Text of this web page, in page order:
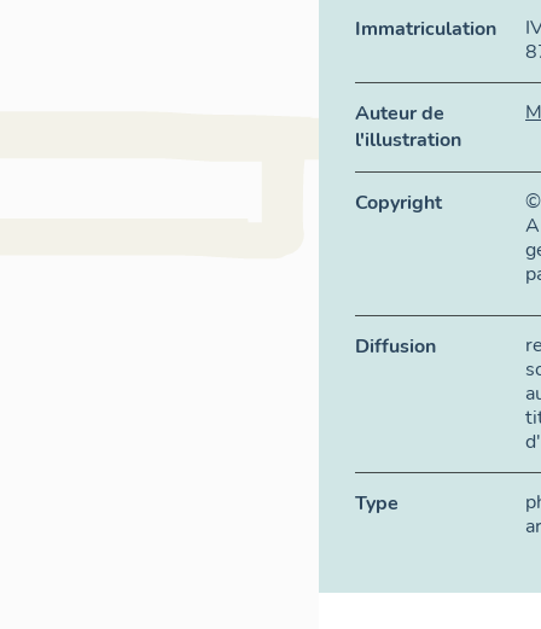
Immatriculation
Auteur de
l'illustration
Copyright
©
Diffusion
Type